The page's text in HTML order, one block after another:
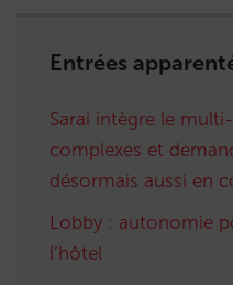
Entrées
Sarai intègre le
complexes et
désormais aussi en
Lobby : autonomie
l’hôtel